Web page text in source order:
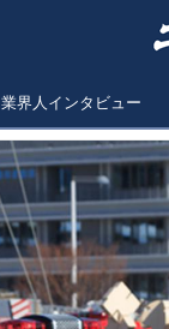
業界人インタビュー